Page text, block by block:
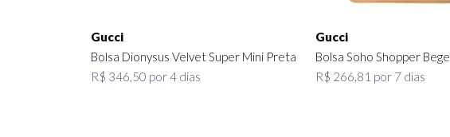
Gucci
Bolsa Dionysus Velvet Super Mini Preta
R$ 346,50 por 4 dias
Gucci
Bolsa Soho Shopper Bege
R$ 266,81 por 7 dias